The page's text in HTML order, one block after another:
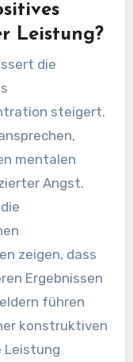
Leistung?
die
steigert.
mentalen
Angst.
zeigen, dass
Ergebnissen
führen
konstruktiven
Leistung